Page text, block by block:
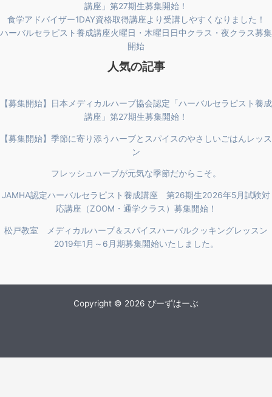
講座」第27期生募集開始！
食学アドバイザー1DAY資格取得講座より受講しやすくなりました！
ハーバルセラピスト養成講座火曜日・木曜日日中クラス・夜クラス募集
開始
人気の記事
【募集開始】日本メディカルハーブ協会認定「ハーバルセラピスト養成
講座」第27期生募集開始！
【募集開始】季節に寄り添うハーブとスパイスのやさしいごはんレッス
ン
フレッシュハーブが元気な季節だからこそ。
JAMHA認定ハーバルセラピスト養成講座 第26期生2026年5月試験対
応講座（ZOOM・通学クラス）募集開始！
松戸教室 メディカルハーブ＆スパイスハーバルクッキングレッスン
2019年1月～6月期募集開始いたしました。
Copyright © 2026 ぴーずはーぶ